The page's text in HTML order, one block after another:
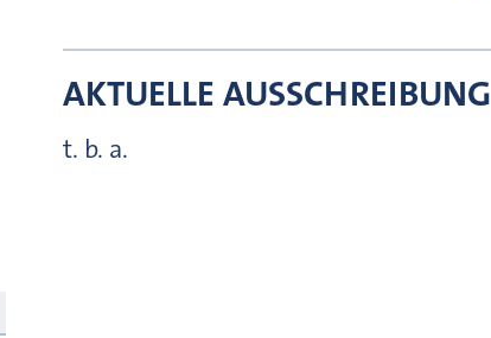
AKTUELLE AUSSCHREIBUNG
t. b. a.